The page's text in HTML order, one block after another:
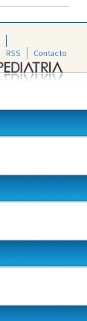
RSS Contacto